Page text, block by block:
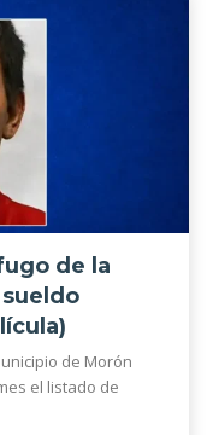
de la
de Morón
el listado de